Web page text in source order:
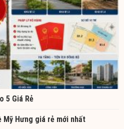
5 Giá Rẻ
Mỹ Hưng giá rẻ mới nhất